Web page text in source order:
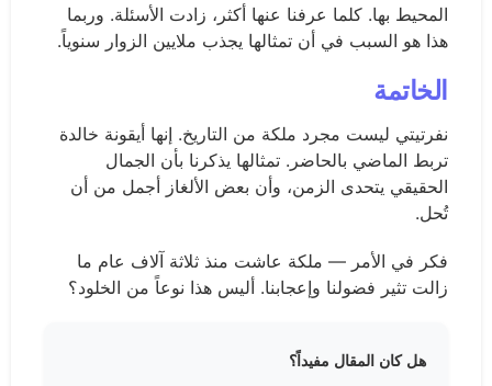
المحيط بها. كلما عرفنا عنها أكثر، زادت الأسئلة. وربما
هذا هو السبب في أن تمثالها يجذب ملايين الزوار سنوياً.
الخاتمة
نفرتيتي ليست مجرد ملكة من التاريخ. إنها أيقونة خالدة
تربط الماضي بالحاضر. تمثالها يذكرنا بأن الجمال
الحقيقي يتحدى الزمن، وأن بعض الألغاز أجمل من أن
تُحل.
فكر في الأمر — ملكة عاشت منذ ثلاثة آلاف عام ما
زالت تثير فضولنا وإعجابنا. أليس هذا نوعاً من الخلود؟
هل كان المقال مفيداً؟